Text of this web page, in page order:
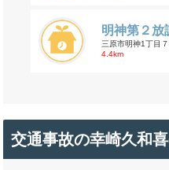
明神第２放
三原市明神1丁目
4.4km
交通事故の幸崎久和